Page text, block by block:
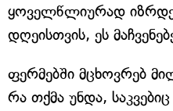
ყოველწლიურად
დღეისთვის, ეს
ფერმებში მცხოვრებ
რა თქმა უნდა,